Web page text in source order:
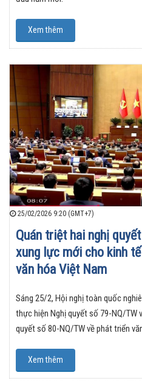
Xem thêm
25/02/2026 9:20 (GMT+7)
Quán triệt hai nghị
xung lực mới cho kinh
văn hóa Việt Nam
Sáng 25/2, Hội nghị toàn quốc
thực hiện Nghị quyết số 79-NQ/TW
quyết số 80-NQ/TW về phát triển
Xem thêm